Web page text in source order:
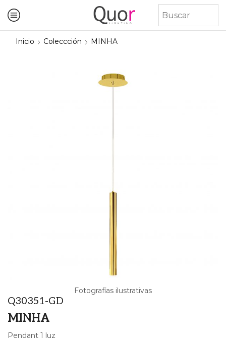
Inicio Coleccción MINHA
Fotografías ilustrativas
Q30351-GD
MINHA
Pendant 1 luz